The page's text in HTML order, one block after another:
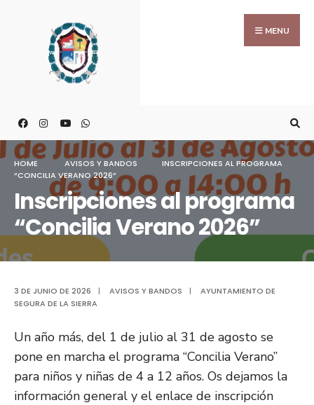
MENU
HOME AVISOS Y BANDOS
INSCRIPCIONES AL PROGRAMA
“CONCILIA VERANO 2026”
Inscripciones al programa
“Concilia Verano 2026”
3 DE JUNIO DE 2026 | AVISOS Y BANDOS |
AYUNTAMIENTO DE
SEGURA DE LA SIERRA
Un año más, del 1 de julio al 31 de agosto se
pone en marcha el programa “Concilia Verano”
para niños y niñas de 4 a 12 años. Os dejamos la
información general y el enlace de inscripción